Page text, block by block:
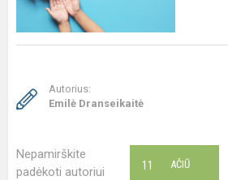
Autorius:
Emilė Dranseikaitė
Nepamirškite
padėkoti autoriui
AČIŪ
11